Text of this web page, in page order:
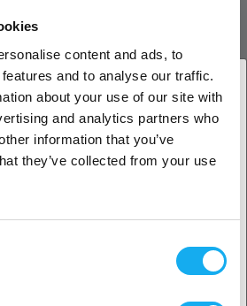
content and ads, to
and to analyse our traffic.
about your use of our site with
and analytics partners who
information that you’ve
they’ve collected from your use
tussen MC- en AP-bord.
kwaliteit.
of een particuliere klant?
Zakelijke klant
klant